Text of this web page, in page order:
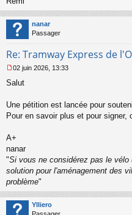
u
nanar
Passager
Re: Tramway Express de
e
s
g
n
o
n
u
02 juin 2026, 13:33
Salut
Une pétition est lancée pour
Pour en savoir plus et pour signer,
A+
nanar
"Si vous ne considérez pas le vélo
solution pour l'aménagement des
problème"
Ylliero